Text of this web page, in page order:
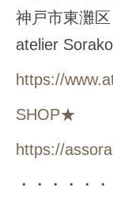
神戸市東灘
atelier
https://
SHOP★
https://
・・・・・